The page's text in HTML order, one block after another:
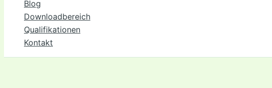
Blog
Downloadbereich
Qualifikationen
Kontakt